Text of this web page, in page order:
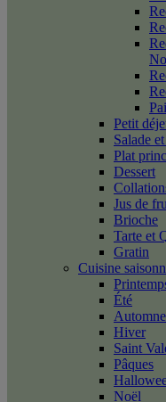
Petit
Salade
Plat
Dessert
Jus de
Brioche
Tarte et
Gratin
Cuisine
Été
Automne
Hiver
Saint
Pâques
Noël